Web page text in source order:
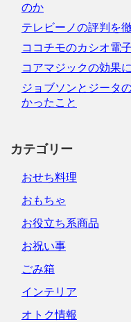
のか
テレビーノの評判を
ココチモのカシオ電
コアマジックの効果
ジョブソンとジータ
かったこと
カテゴリー
おせち料理
おもちゃ
お役立ち系商品
お祝い事
ごみ箱
インテリア
オトク情報